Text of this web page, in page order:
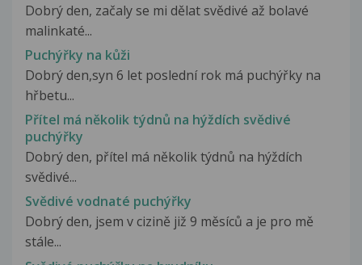
Dobrý den, začaly se mi dělat svědivé až bolavé
malinkaté...
Puchýřky na kůži
Dobrý den,syn 6 let poslední rok má puchýřky na
hřbetu...
Přítel má několik týdnů na hýždích svědivé
puchýřky
Dobrý den, přítel má několik týdnů na hýždích
svědivé...
Svědivé vodnaté puchýřky
Dobrý den, jsem v cizině již 9 měsíců a je pro mě
stále...